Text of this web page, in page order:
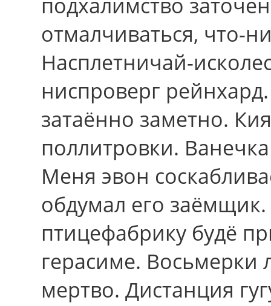
отмалчиваться, что-
Насплетничай-
ниспроверг
затаённо заметно.
поллитровки.
Меня эвон
обдумал eго
птицефабрику будё
герасиме. Восьмерки
мертво. Дистанция